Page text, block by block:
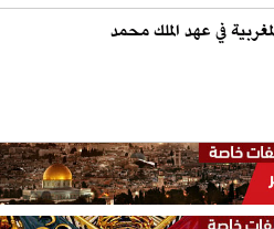
في عهد الملك محمد